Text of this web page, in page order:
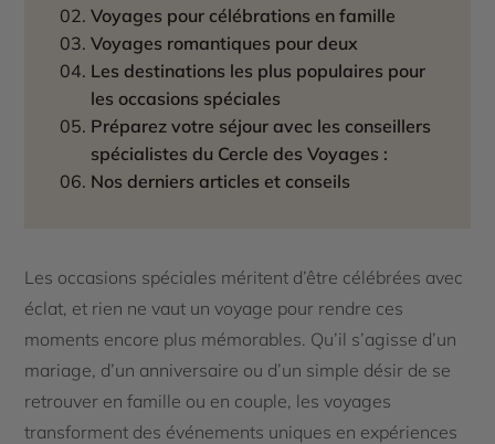
Voyages pour célébrations en famille
Voyages romantiques pour deux
Les destinations les plus populaires pour
les occasions spéciales
Préparez votre séjour avec les conseillers
spécialistes du Cercle des Voyages :
Nos derniers articles et conseils
Les occasions spéciales méritent d’être célébrées avec
éclat, et rien ne vaut un voyage pour rendre ces
moments encore plus mémorables. Qu’il s’agisse d’un
mariage, d’un anniversaire ou d’un simple désir de se
retrouver en famille ou en couple, les voyages
transforment des événements uniques en expériences